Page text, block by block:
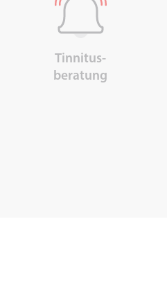
Tinnitus-
beratung